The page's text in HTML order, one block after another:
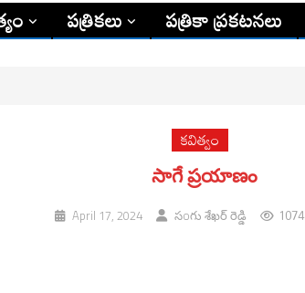
పత్రికలు పత్రికా ప్రకటనలు
కవిత్వం
సాగే ప్రయాణం
April 17, 2024 సoగు శేఖర్ రెడ్డి 1074